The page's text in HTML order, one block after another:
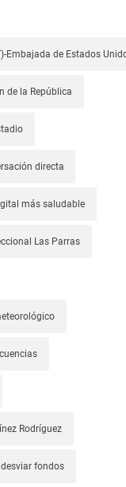
Embajada de Estados
de la República
directa
más saludable
Las Parras
Rodríguez
fondos